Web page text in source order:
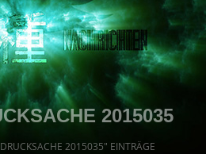
2015035
2015035" EINTRÄGE